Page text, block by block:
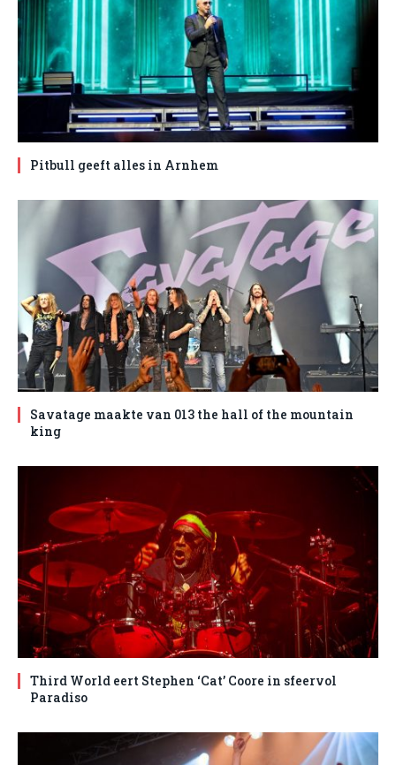
Pitbull geeft alles in Arnhem
Savatage maakte van 013 the hall of the mountain
king
Third World eert Stephen ‘Cat’ Coore in sfeervol
Paradiso